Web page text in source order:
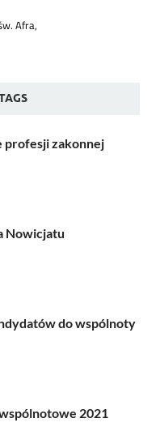
profesji zakonnej
Nowicjatu
do wspólnoty
2021